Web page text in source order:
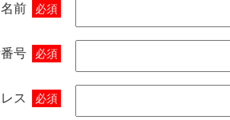
前 必須
号 必須
ス 必須